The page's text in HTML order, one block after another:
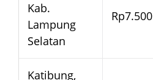
Kab.
Lampung
Selatan
Rp7.500
Katibung,